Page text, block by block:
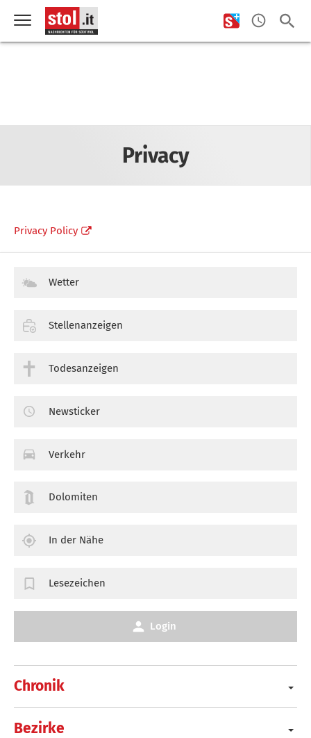
Privacy
Privacy Policy
Chronik
Bezirke
Wetter
Stellenanzeigen
Todesanzeigen
Newsticker
Verkehr
Dolomiten
In der Nähe
Lesezeichen
Login